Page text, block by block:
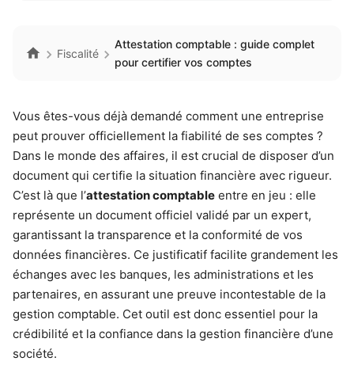
Fiscalité
Attestation comptable : guide complet
pour certifier vos comptes
Vous êtes-vous déjà demandé comment une entreprise
peut prouver officiellement la fiabilité de ses comptes ?
Dans le monde des affaires, il est crucial de disposer d’un
document qui certifie la situation financière avec rigueur.
C’est là que l’attestation comptable entre en jeu : elle
représente un document officiel validé par un expert,
garantissant la transparence et la conformité de vos
données financières. Ce justificatif facilite grandement les
échanges avec les banques, les administrations et les
partenaires, en assurant une preuve incontestable de la
gestion comptable. Cet outil est donc essentiel pour la
crédibilité et la confiance dans la gestion financière d’une
société.